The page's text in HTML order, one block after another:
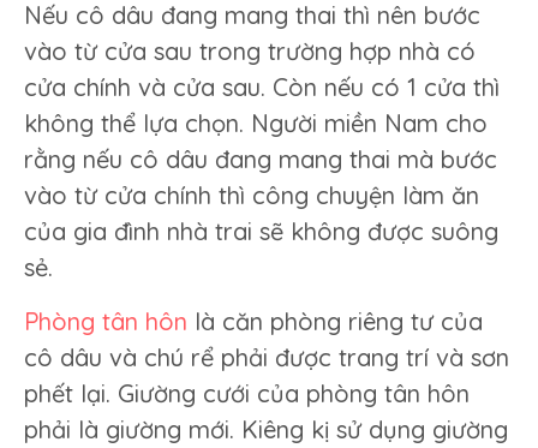
Nếu cô dâu đang mang thai thì nên bước
vào từ cửa sau trong trường hợp nhà có
cửa chính và cửa sau. Còn nếu có 1 cửa thì
không thể lựa chọn. Người miền Nam cho
rằng nếu cô dâu đang mang thai mà bước
vào từ cửa chính thì công chuyện làm ăn
của gia đình nhà trai sẽ không được suông
sẻ.
Phòng tân hôn là căn phòng riêng tư của
cô dâu và chú rể phải được trang trí và sơn
phết lại. Giường cưới của phòng tân hôn
phải là giường mới. Kiêng kị sử dụng giường